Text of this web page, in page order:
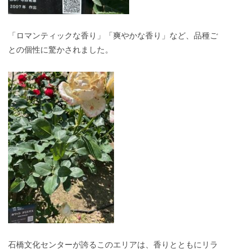
「ロマンティックな香り」「爽やかな香り」など、品種ご
との個性に驚かされました。
石橋文化センターが誇るこのエリアは、香りとともにリラ